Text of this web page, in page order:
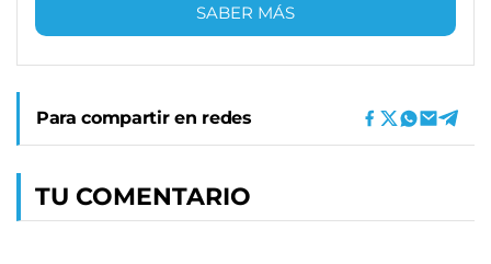
SABER MÁS
Para compartir en redes
TU COMENTARIO